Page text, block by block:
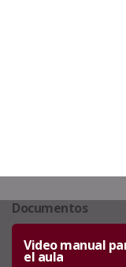
Documentos
Video manual
el aula